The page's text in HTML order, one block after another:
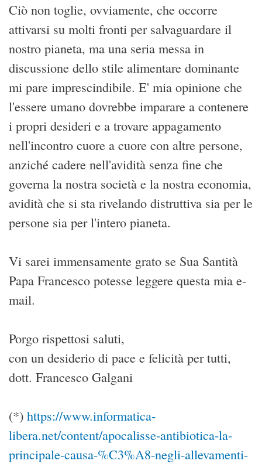
Ciò non toglie, ovviamente, che occorre
attivarsi su molti fronti per salvaguardare il
nostro pianeta, ma una seria messa in
discussione dello stile alimentare dominante
mi pare imprescindibile. E' mia opinione che
l'essere umano dovrebbe imparare a contenere
i propri desideri e a trovare appagamento
nell'incontro cuore a cuore con altre persone,
anziché cadere nell'avidità senza fine che
governa la nostra società e la nostra economia,
avidità che si sta rivelando distruttiva sia per le
persone sia per l'intero pianeta.
Vi sarei immensamente grato se Sua Santità
Papa Francesco potesse leggere questa mia e-
mail.
Porgo rispettosi saluti,
con un desiderio di pace e felicità per tutti,
dott. Francesco Galgani
(*) https://www.informatica-
libera.net/content/apocalisse-antibiotica-la-
principale-causa-%C3%A8-negli-allevamenti-